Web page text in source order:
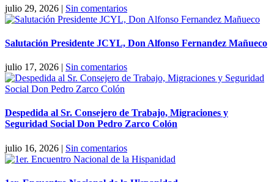
julio 29, 2026 | Sin comentarios
Salutación Presidente JCYL, Don Alfonso Fernandez Mañueco
julio 17, 2026 | Sin comentarios
Despedida al Sr. Consejero de Trabajo, Migraciones y
Seguridad Social Don Pedro Zarco Colón
julio 16, 2026 | Sin comentarios